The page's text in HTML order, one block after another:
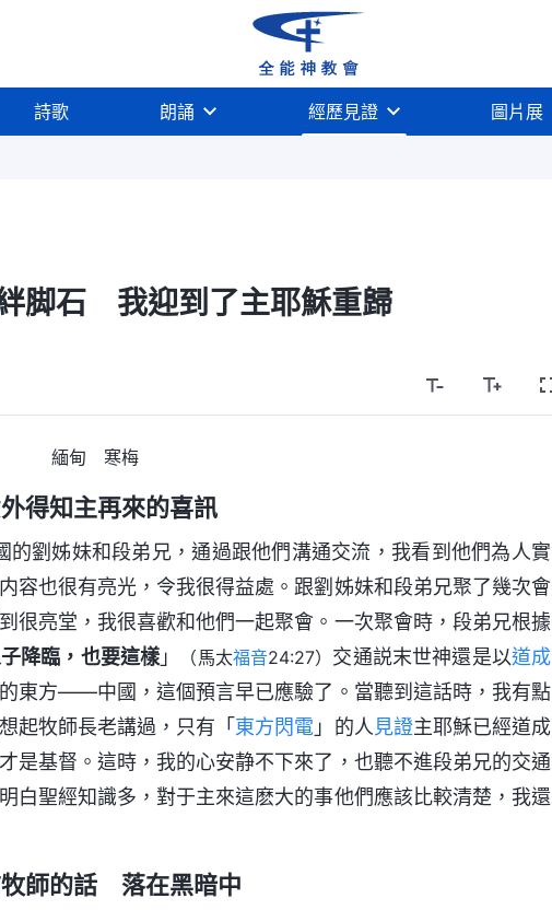
詩歌 朗誦 經歷見證 圖片展
脚石 我迎到了主耶穌重歸
緬甸 寒梅
得知主再來的喜訊
劉姊妹和段弟兄，通過跟他們溝通交流，我看到他們為人實
容也很有亮光，令我很得益處。跟劉姊妹和段弟兄聚了幾次會
很亮堂，我很喜歡和他們一起聚會。一次聚會時，段弟兄根據
降臨，也要這樣 」 （馬太福音24:27） 交通説末世神還是以道成
東方——中國，這個預言早已應驗了。當聽到這話時，我有點
起牧師長老講過，只有「 東方閃電 」的人 見證主耶穌已經道成
是基督。這時，我的心安静不下來了，也聽不進段弟兄的交通
白聖經知識多，對于主來這麽大的事他們應該比較清楚，我還
師的話 落在黑暗中